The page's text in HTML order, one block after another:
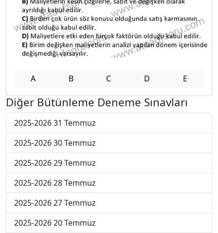
A B C D E
Diğer Bütünleme Deneme Sınavları
2025-2026 31 Temmuz
2025-2026 30 Temmuz
2025-2026 29 Temmuz
2025-2026 28 Temmuz
2025-2026 27 Temmuz
2025-2026 20 Temmuz